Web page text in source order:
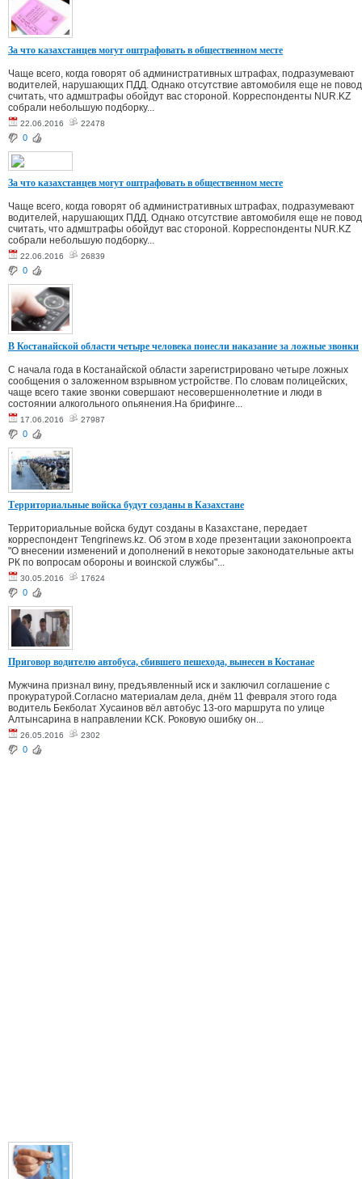
За что казахстанцев могут оштрафовать в общественном месте
Чаще всего, когда говорят об административных штрафах, подразумевают
водителей, нарушающих ПДД. Однако отсутствие автомобиля еще не повод
считать, что адмштрафы обойдут вас стороной. Корреспонденты NUR.KZ
собрали небольшую подборку...
22.06.2016 22478
0
За что казахстанцев могут оштрафовать в общественном месте
Чаще всего, когда говорят об административных штрафах, подразумевают
водителей, нарушающих ПДД. Однако отсутствие автомобиля еще не повод
считать, что адмштрафы обойдут вас стороной. Корреспонденты NUR.KZ
собрали небольшую подборку...
22.06.2016 26839
0
В Костанайской области четыре человека понесли наказание за ложные звонки
С начала года в Костанайской области зарегистрировано четыре ложных
сообщения о заложенном взрывном устройстве. По словам полицейских,
чаще всего такие звонки совершают несовершеннолетние и люди в
состоянии алкогольного опьянения.На брифинге...
17.06.2016 27987
0
Территориальные войска будут созданы в Казахстане
Территориальные войска будут созданы в Казахстане, передает
корреспондент Tengrinews.kz. Об этом в ходе презентации законопроекта
"О внесении изменений и дополнений в некоторые законодательные акты
РК по вопросам обороны и воинской службы"...
30.05.2016 17624
0
Приговор водителю автобуса, сбившего пешехода, вынесен в Костанае
Мужчина признал вину, предъявленный иск и заключил соглашение с
прокуратурой.Согласно материалам дела, днём 11 февраля этого года
водитель Бекболат Хусаинов вёл автобус 13-ого маршрута по улице
Алтынсарина в направлении КСК. Роковую ошибку он...
26.05.2016 2302
0